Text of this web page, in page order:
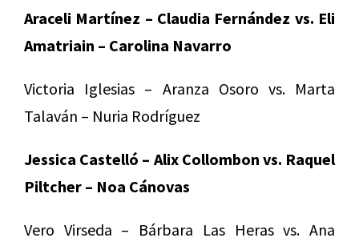
Araceli Martínez – Claudia Fernández vs. Eli
Amatriain – Carolina Navarro
Victoria Iglesias – Aranza Osoro vs. Marta
Talaván – Nuria Rodríguez
Jessica Castelló – Alix Collombon vs. Raquel
Piltcher – Noa Cánovas
Vero Virseda – Bárbara Las Heras vs. Ana